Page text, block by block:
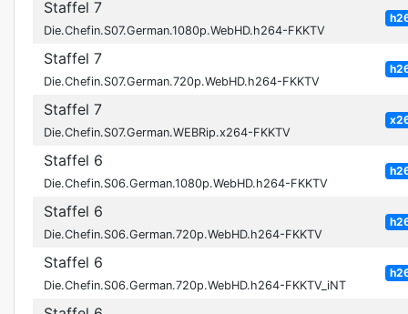
Staffel 7
Die.Chefin.S07.German.1080p.WebHD.h264-FKKTV
Staffel 7
Die.Chefin.S07.German.720p.WebHD.h264-FKKTV
Staffel 7
Die.Chefin.S07.German.WEBRip.x264-FKKTV
Staffel 6
Die.Chefin.S06.German.1080p.WebHD.h264-FKKTV
Staffel 6
Die.Chefin.S06.German.720p.WebHD.h264-FKKTV
Staffel 6
Die.Chefin.S06.German.720p.WebHD.h264-FKKTV_iNT